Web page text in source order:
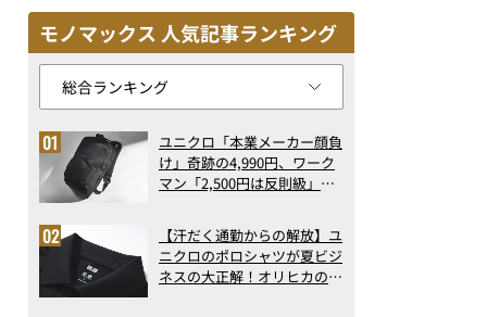
モノマックス 人気記事ランキング
ユニクロ「本業メーカー顔負
け」奇跡の4,990円、ワーク
マン「2,500円は反則級」凄
ト3】（2026年6月版）
【汗だく通勤からの解放】ユ
ニクロのポロシャツが夏ビジ
ネスの大正解！オリヒカの透